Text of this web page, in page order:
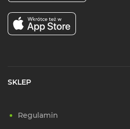
SKLEP
Regulamin